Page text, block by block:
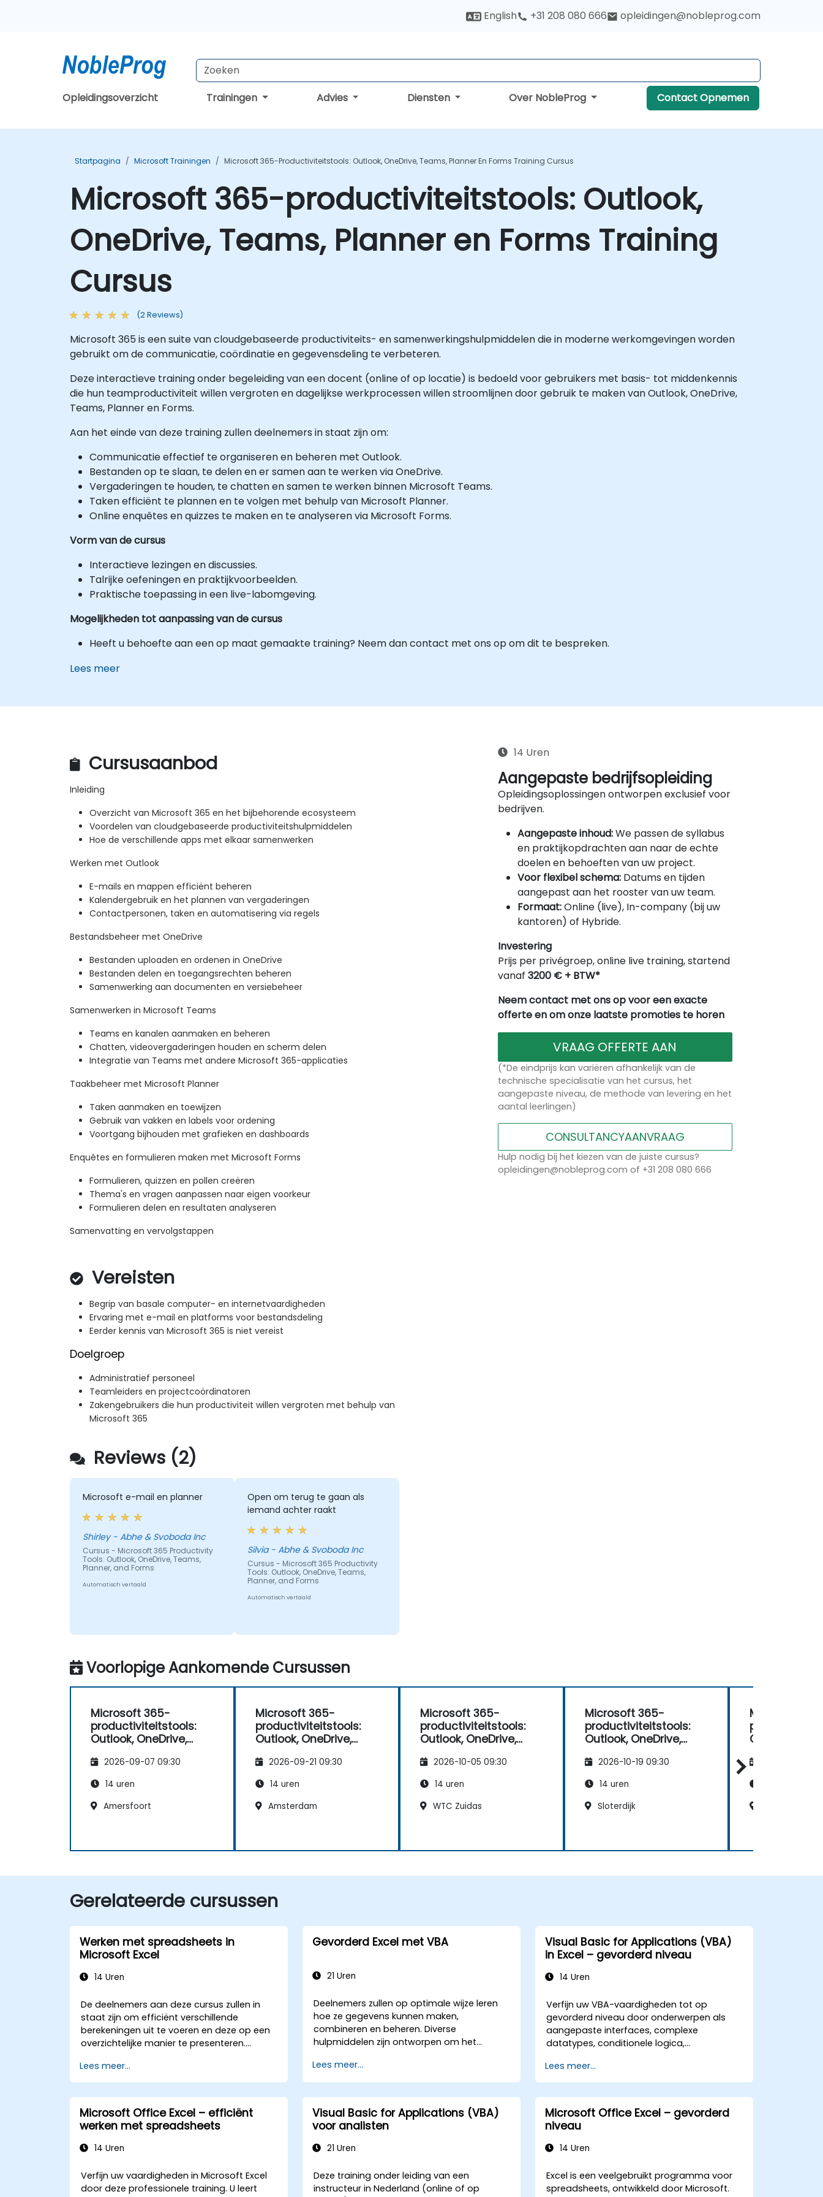
English +31 208 080 666 opleidingen@nobleprog.com
Opleidingsoverzicht Trainingen Advies Diensten Over NobleProg Contact Opnemen
Startpagina Microsoft Trainingen Microsoft 365-Productiviteitstools: Outlook, OneDrive, Teams, Planner En Forms Training Cursus
Microsoft 365-productiviteitstools: Outlook,
OneDrive, Teams, Planner en Forms Training
Cursus
(2 Reviews)
Microsoft 365 is een suite van cloudgebaseerde productiviteits- en samenwerkingshulpmiddelen die in moderne werkomgevingen worden
gebruikt om de communicatie, coördinatie en gegevensdeling te verbeteren.
Deze interactieve training onder begeleiding van een docent (online of op locatie) is bedoeld voor gebruikers met basis- tot middenkennis
die hun teamproductiviteit willen vergroten en dagelijkse werkprocessen willen stroomlijnen door gebruik te maken van Outlook, OneDrive,
Teams, Planner en Forms.
Aan het einde van deze training zullen deelnemers in staat zijn om:
Communicatie effectief te organiseren en beheren met Outlook.
Bestanden op te slaan, te delen en er samen aan te werken via OneDrive.
Vergaderingen te houden, te chatten en samen te werken binnen Microsoft Teams.
Taken efficiënt te plannen en te volgen met behulp van Microsoft Planner.
Online enquêtes en quizzes te maken en te analyseren via Microsoft Forms.
Vorm van de cursus
Interactieve lezingen en discussies.
Talrijke oefeningen en praktijkvoorbeelden.
Praktische toepassing in een live-labomgeving.
Mogelijkheden tot aanpassing van de cursus
Heeft u behoefte aan een op maat gemaakte training? Neem dan contact met ons op om dit te bespreken.
Lees meer
Cursusaanbod
Inleiding
Overzicht van Microsoft 365 en het bijbehorende ecosysteem
Voordelen van cloudgebaseerde productiviteitshulpmiddelen
Hoe de verschillende apps met elkaar samenwerken
Werken met Outlook
E-mails en mappen efficiënt beheren
Kalendergebruik en het plannen van vergaderingen
Contactpersonen, taken en automatisering via regels
Bestandsbeheer met OneDrive
Bestanden uploaden en ordenen in OneDrive
Bestanden delen en toegangsrechten beheren
Samenwerking aan documenten en versiebeheer
Samenwerken in Microsoft Teams
Teams en kanalen aanmaken en beheren
Chatten, videovergaderingen houden en scherm delen
Integratie van Teams met andere Microsoft 365-applicaties
Taakbeheer met Microsoft Planner
Taken aanmaken en toewijzen
Gebruik van vakken en labels voor ordening
Voortgang bijhouden met grafieken en dashboards
Enquêtes en formulieren maken met Microsoft Forms
Formulieren, quizzen en pollen creëren
Thema's en vragen aanpassen naar eigen voorkeur
Formulieren delen en resultaten analyseren
Samenvatting en vervolgstappen
Vereisten
Begrip van basale computer- en internetvaardigheden
Ervaring met e-mail en platforms voor bestandsdeling
Eerder kennis van Microsoft 365 is niet vereist
Doelgroep
Administratief personeel
Teamleiders en projectcoördinatoren
Zakengebruikers die hun productiviteit willen vergroten met behulp van
Microsoft 365
14 Uren
Aangepaste bedrijfsopleiding
Opleidingsoplossingen ontworpen exclusief voor
bedrijven.
Aangepaste inhoud:We passen de syllabus
en praktijkopdrachten aan naar de echte
doelen en behoeften van uw project.
Voor flexibel schema:Datums en tijden
aangepast aan het rooster van uw team.
Formaat:Online (live), In-company (bij uw
kantoren) of Hybride.
Investering
Prijs per privégroep, online live training, startend
vanaf 3200 € + BTW*
Neem contact met ons op voor een exacte
offerte en om onze laatste promoties te horen
VRAAG OFFERTE AAN
(*De eindprijs kan variëren afhankelijk van de
technische specialisatie van het cursus, het
aangepaste niveau, de methode van levering en het
aantal leerlingen)
CONSULTANCYAANVRAAG
Hulp nodig bij het kiezen van de juiste cursus?
opleidingen@nobleprog.com of +31 208 080 666
Reviews (2)
Microsoft e-mail en planner
Shirley - Abhe & Svoboda Inc
Cursus - Microsoft 365 Productivity
Tools: Outlook, OneDrive, Teams,
Planner, and Forms
Automatisch vertaald
Open om terug te gaan als
iemand achter raakt
Silvia - Abhe & Svoboda Inc
Cursus - Microsoft 365 Productivity
Tools: Outlook, OneDrive, Teams,
Planner, and Forms
Automatisch vertaald
Voorlopige Aankomende Cursussen
Microsoft 365-
productiviteitstools:
Outlook, OneDrive,
Forms
2026-09-07 09:30
14 uren
Amersfoort
Microsoft 365-
productiviteitstools:
Outlook, OneDrive,
Forms
2026-09-21 09:30
14 uren
Amsterdam
Microsoft 365-
productiviteitstools:
Outlook, OneDrive,
Forms
2026-10-05 09:30
14 uren
WTC Zuidas
Microsoft 365-
productiviteitstools:
Outlook, OneDrive,
Forms
2026-10-19 09:30
14 uren
Sloterdijk
Microsoft
Outlook,
Forms
Gerelateerde cursussen
Werken met spreadsheets in
Microsoft Excel
14 Uren
De deelnemers aan deze cursus zullen in
staat zijn om efficiënt verschillende
berekeningen uit te voeren en deze op een
overzichtelijke manier te presenteren.
toepassen die het maken van
spreadsheets vergemakkelijken en
versnellen, evenals hoe ze berekeningen en
resultaten kunnen beschermen tegen
onbevoegde personen.
Lees meer...
Gevorderd Excel met VBA
21 Uren
Deelnemers zullen op optimale wijze leren
hoe ze gegevens kunnen maken,
combineren en beheren. Diverse
hulpmiddelen zijn ontworpen om het
aanzienlijk tijd ten opzichte van de
gangbare methoden en stellen u in staat
taken kan uitvoeren.
Lees meer...
Visual Basic for Applications (VBA)
in Excel – gevorderd niveau
14 Uren
Verfijn uw VBA-vaardigheden tot op
gevorderd niveau door onderwerpen als
aangepaste interfaces, complexe
datatypes, conditionele logica,
technieken te behandelen. Deze
praktijkgerichte Excel VBA-training richt zich
op robuust foutbeheer, optimalisatie van
prestaties, het maken van eigen UserForms
en het automatiseren van workflows via
reële oefeningen – waarmee een brug
wordt geslagen tussen eenvoudige
automatiseringsoplossingen voor data-
analisten, rapportageprofessionals en
Lees meer...
Microsoft Office Excel – efficiënt
werken met spreadsheets
14 Uren
Verfijn uw vaardigheden in Microsoft Excel
door deze professionele training. U leert
Visual Basic for Applications (VBA)
voor analisten
21 Uren
Deze training onder leiding van een
instructeur in Nederland (online of op
Microsoft Office Excel – gevorderd
niveau
14 Uren
Excel is een veelgebruikt programma voor
spreadsheets, ontwikkeld door Microsoft.